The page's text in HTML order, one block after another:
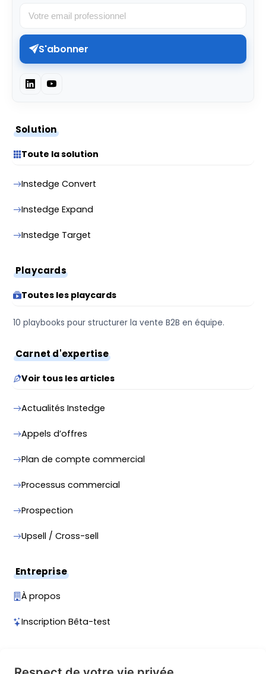
S'abonner
Solution
Toute la solution
Instedge Convert
Instedge Expand
Instedge Target
Playcards
Toutes les playcards
10 playbooks pour structurer la vente B2B en équipe.
Carnet d'expertise
Voir tous les articles
Actualités Instedge
Appels d’offres
Plan de compte commercial
Processus commercial
Prospection
Upsell / Cross-sell
Entreprise
À propos
Inscription Bêta-test